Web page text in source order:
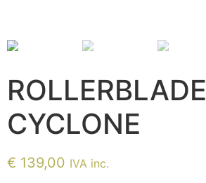
ROLLERBLADE
CYCLONE
€ 139,00 IVA inc.